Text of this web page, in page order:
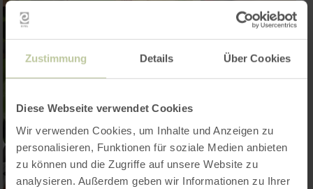
Zustimmung Details Über Cookies
Diese Webseite verwendet Cookies
Wir verwenden Cookies, um Inhalte und Anzeigen zu
personalisieren, Funktionen für soziale Medien anbieten
zu können und die Zugriffe auf unsere Website zu
analysieren. Außerdem geben wir Informationen zu Ihrer